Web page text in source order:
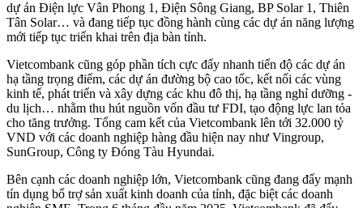
dự án Điện lực Vân Phong 1, Điện Sông Giang, BP Solar 1, Thiên
Tân Solar… và đang tiếp tục đồng hành cùng các dự án năng lượng
mới tiếp tục triển khai trên địa bàn tỉnh.
Vietcombank cũng góp phần tích cực đẩy nhanh tiến độ các dự án
hạ tầng trọng điểm, các dự án đường bộ cao tốc, kết nối các vùng
kinh tế, phát triển và xây dựng các khu đô thị, hạ tầng nghỉ dưỡng -
du lịch… nhằm thu hút nguồn vốn đầu tư FDI, tạo động lực lan tỏa
cho tăng trưởng. Tổng cam kết của Vietcombank lên tới 32.000 tỷ
VND với các doanh nghiệp hàng đầu hiện nay như Vingroup,
SunGroup, Công ty Đóng Tàu Hyundai.
Bên cạnh các doanh nghiệp lớn, Vietcombank cũng đang đẩy mạnh
tín dụng bổ trợ sản xuất kinh doanh của tỉnh, đặc biệt các doanh